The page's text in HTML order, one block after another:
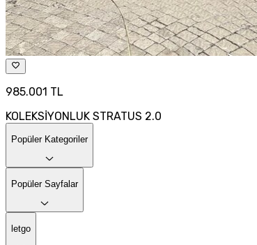
985.001 TL
KOLEKSİYONLUK STRATUS 2.0
Popüler Kategoriler
Popüler Sayfalar
letgo